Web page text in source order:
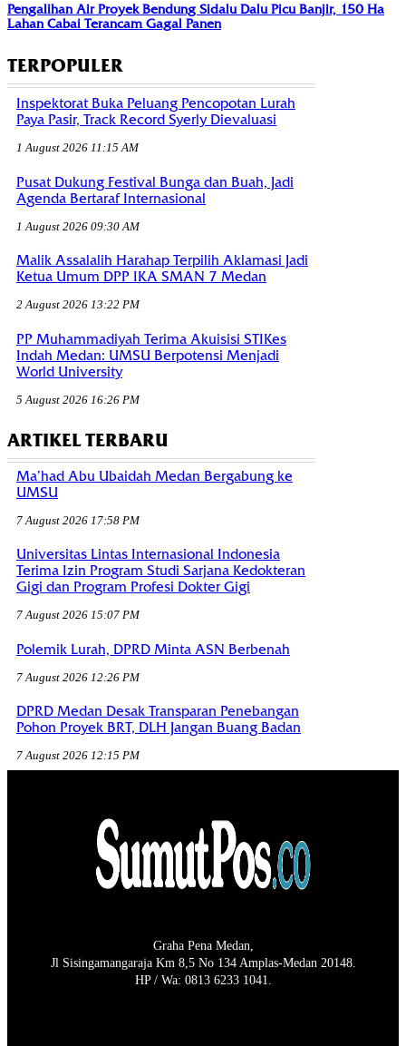
Pengalihan Air Proyek Bendung Sidalu Dalu Picu Banjir, 150 Ha
Lahan Cabai Terancam Gagal Panen
TERPOPULER
Inspektorat Buka Peluang Pencopotan Lurah
Paya Pasir, Track Record Syerly Dievaluasi
1 August 2026 11:15 AM
Pusat Dukung Festival Bunga dan Buah, Jadi
Agenda Bertaraf Internasional
1 August 2026 09:30 AM
Malik Assalalih Harahap Terpilih Aklamasi Jadi
Ketua Umum DPP IKA SMAN 7 Medan
2 August 2026 13:22 PM
PP Muhammadiyah Terima Akuisisi STIKes
Indah Medan: UMSU Berpotensi Menjadi
World University
5 August 2026 16:26 PM
ARTIKEL TERBARU
Ma’had Abu Ubaidah Medan Bergabung ke
UMSU
7 August 2026 17:58 PM
Universitas Lintas Internasional Indonesia
Terima Izin Program Studi Sarjana Kedokteran
Gigi dan Program Profesi Dokter Gigi
7 August 2026 15:07 PM
Polemik Lurah, DPRD Minta ASN Berbenah
7 August 2026 12:26 PM
DPRD Medan Desak Transparan Penebangan
Pohon Proyek BRT, DLH Jangan Buang Badan
7 August 2026 12:15 PM
Graha Pena Medan,
Jl Sisingamangaraja Km 8,5 No 134 Amplas-Medan 20148.
HP / Wa: 0813 6233 1041.